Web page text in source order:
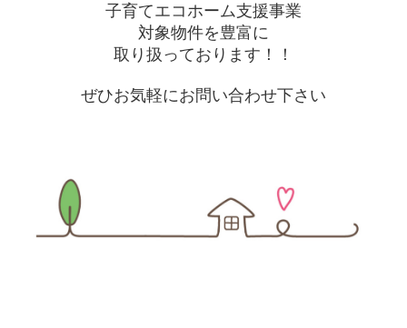
子育てエコホーム支援事業
対象物件を豊富に
取り扱っております！！
ぜひお気軽にお問い合わせ下さい